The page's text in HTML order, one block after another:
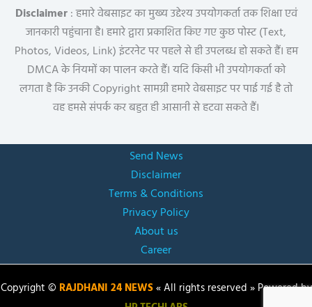
Disclaimer: हमारे वेबसाइट का मुख्य उद्देश्य उपयोगकर्ता तक शिक्षा एवं
जानकारी पहुंचाना है। हमारे द्वारा प्रकाशित किए गए कुछ पोस्ट (Text,
Photos, Videos, Link) इंटरनेट पर पहले से ही उपलब्ध हो सकते हैं। हम
DMCA के नियमों का पालन करते हैं। यदि किसी भी उपयोगकर्ता को
लगता है कि उनकी Copyright सामग्री हमारे वेबसाइट पर पाई गई है तो
वह हमसे संपर्क कर बहुत ही आसानी से हटवा सकते हैं।
Send News
Disclaimer
Terms & Conditions
Privacy Policy
About us
Career
Copyright © RAJDHANI 24 NEWS« All rights reserved » Powered by